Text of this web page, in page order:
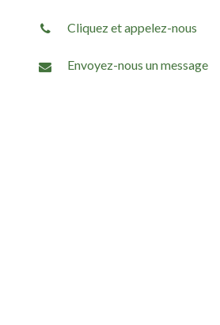
Cliquez et appelez-nous
Envoyez-nous un message